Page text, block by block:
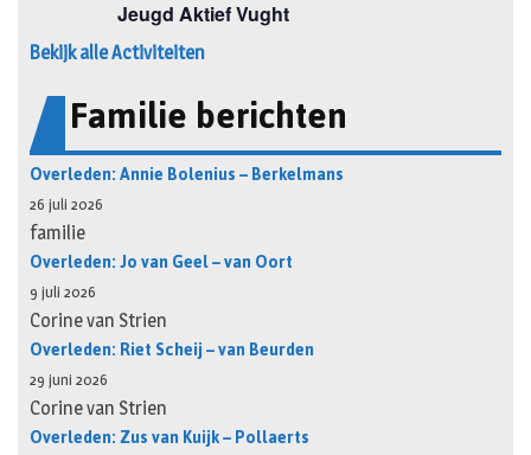
Bekijk alle Activiteiten
Familie berichten
Overleden: Annie Bolenius – Berkelmans
26 juli 2026
familie
Overleden: Jo van Geel – van Oort
9 juli 2026
Corine van Strien
Overleden: Riet Scheij – van Beurden
29 juni 2026
Corine van Strien
Overleden: Zus van Kuijk – Pollaerts